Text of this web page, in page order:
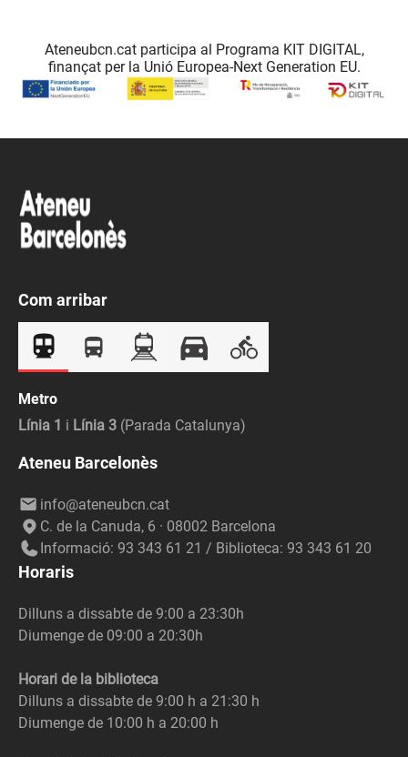
Ateneubcn.cat participa al Programa KIT DIGITAL,
finançat per la Unió Europea-Next Generation EU.
Com arribar
Metro
Línia 1 i Línia 3 (Parada Catalunya)
Ateneu Barcelonès
info@ateneubcn.cat
C. de la Canuda, 6 · 08002 Barcelona
Informació: 93 343 61 21 / Biblioteca: 93 343 61 20
Horaris
Dilluns a dissabte de 9:00 a 23:30h
Diumenge de 09:00 a 20:30h
Horari de la biblioteca
Dilluns a dissabte de 9:00 h a 21:30 h
Diumenge de 10:00 h a 20:00 h